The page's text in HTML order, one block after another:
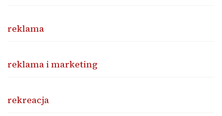
reklama
reklama i marketing
rekreacja